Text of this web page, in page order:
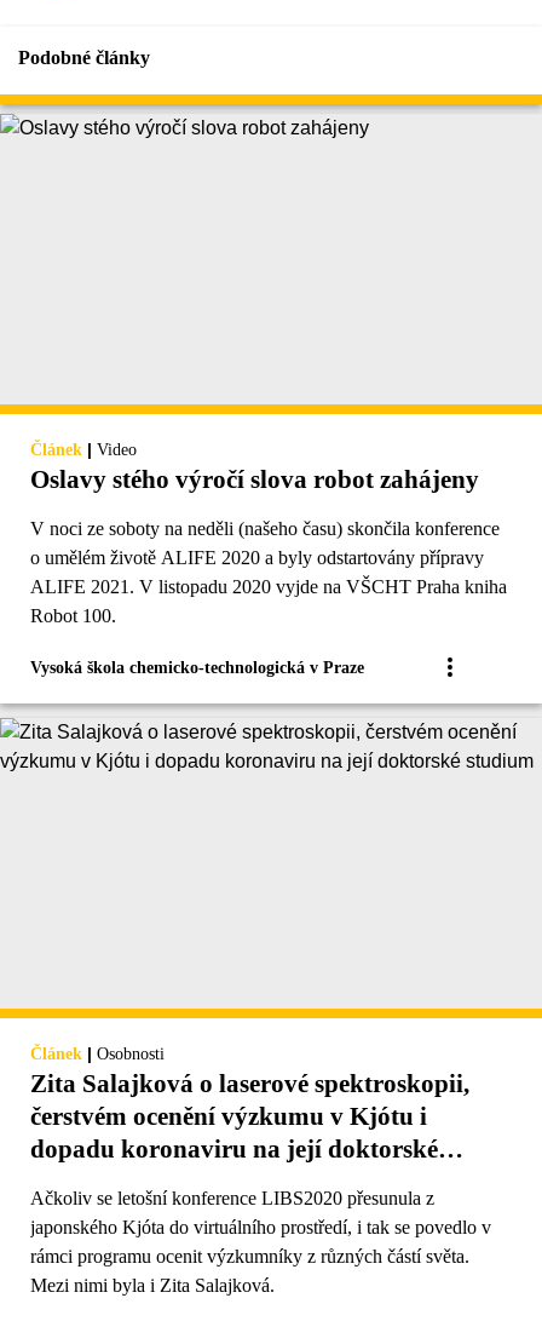
Podobné články
Článek | Video
Oslavy stého výročí slova robot zahájeny
V noci ze soboty na neděli (našeho času) skončila konference
o umělém životě ALIFE 2020 a byly odstartovány přípravy
ALIFE 2021. V listopadu 2020 vyjde na VŠCHT Praha kniha
Robot 100.
Vysoká škola chemicko-technologická v Praze
Článek | Osobnosti
Zita Salajková o laserové spektroskopii,
čerstvém ocenění výzkumu v Kjótu i
dopadu koronaviru na její doktorské
Ačkoliv se letošní konference LIBS2020 přesunula z
japonského Kjóta do virtuálního prostředí, i tak se povedlo v
rámci programu ocenit výzkumníky z různých částí světa.
Mezi nimi byla i Zita Salajková.